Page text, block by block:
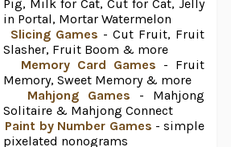
Pig, Milk for Cat, Cut for Cat, Jelly
in Portal, Mortar Watermelon
Slicing Games - Cut Fruit, Fruit
Slasher, Fruit Boom & more
Memory Card Games - Fruit
Memory, Sweet Memory & more
Mahjong Games - Mahjong
Solitaire & Mahjong Connect
Paint by Number Games - simple
pixelated nonograms